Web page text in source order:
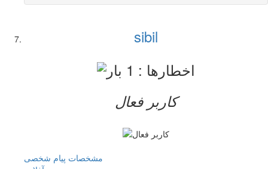
sibil
کاربر فعال
مشخصات پیام شخصی